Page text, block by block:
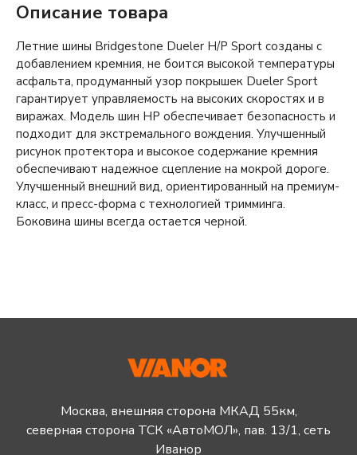
Описание товара
Летние шины Bridgestone Dueler H/P Sport созданы с
добавлением кремния, не боится высокой температуры
асфальта, продуманный узор покрышек Dueler Sport
гарантирует управляемость на высоких скоростях и в
виражах. Модель шин HP обеспечивает безопасность и
подходит для экстремального вождения. Улучшенный
рисунок протектора и высокое содержание кремния
обеспечивают надежное сцепление на мокрой дороге.
Улучшенный внешний вид, ориентированный на премиум-
класс, и пресс-форма с технологией тримминга.
Боковина шины всегда остается черной.
Москва, внешняя сторона МКАД 55км,
северная сторона ТСК «АвтоМОЛ», пав. 13/1, сеть
Иванор